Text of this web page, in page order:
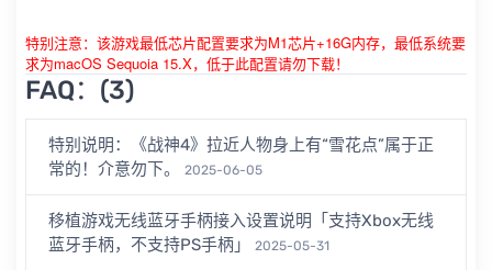
特别注意：该游戏最低芯片配置要求为M1芯片+16G内存，最低系统要
求为macOS Sequoia 15.X，低于此配置请勿下载！
FAQ：(3)
特别说明：《战神4》拉近人物身上有“雪花点”属于正
常的！介意勿下。
2025-06-05
移植游戏无线蓝牙手柄接入设置说明「支持Xbox无线
蓝牙手柄，不支持PS手柄」
2025-05-31